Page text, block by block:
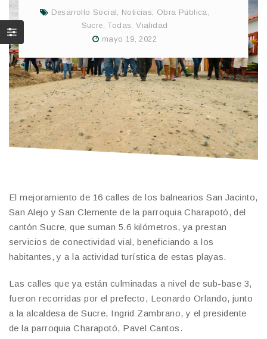
Desarrollo Social, Noticias, Obra Pública,
Sucre, Todas,Vialidad
mayo 19, 2022
El mejoramiento de 16 calles de los balnearios San Jacinto,
San Alejo y San Clemente de la parroquia Charapotó, del
cantón Sucre, que suman 5.6 kilómetros, ya prestan
servicios de conectividad vial, beneficiando a los
habitantes, y a la actividad turística de estas playas.
Las calles que ya están culminadas a nivel de sub-base 3,
fueron recorridas por el prefecto, Leonardo Orlando, junto
a la alcaldesa de Sucre, Ingrid Zambrano, y el presidente
de la parroquia Charapotó, Pavel Cantos.